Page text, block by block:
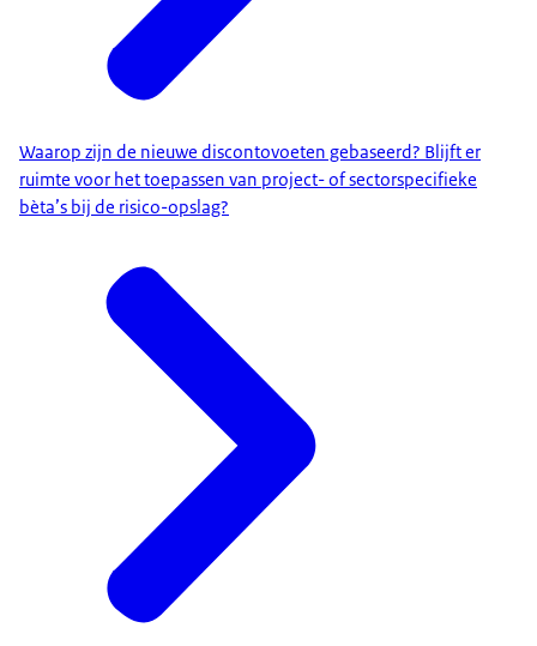
Waarop zijn de nieuwe discontovoeten gebaseerd? Blijft er
ruimte voor het toepassen van project- of sectorspecifieke
bèta’s bij de risico-opslag?